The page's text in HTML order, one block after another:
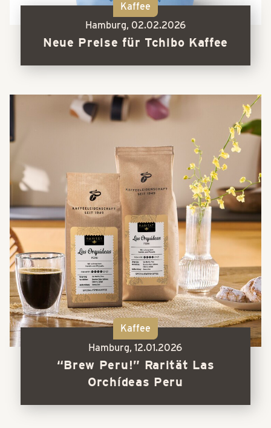
Kaffee
Hamburg, 02.02.2026
Neue Preise für Tchibo Kaffee
Kaffee
Hamburg,12.01.2026
“Brew Peru!” Rarität Las
Orchídeas Peru